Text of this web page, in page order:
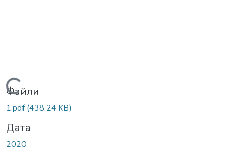
Вантажиться...
Файли
1.pdf(438.24 KB)
Дата
2020